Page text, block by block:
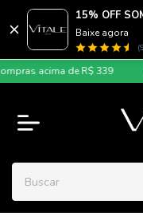
15% OFF
Baixe agora
acima de R$ 339